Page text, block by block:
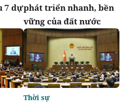
7 dựphát triển nhanh, bền
vững của đất nước
Thời sự